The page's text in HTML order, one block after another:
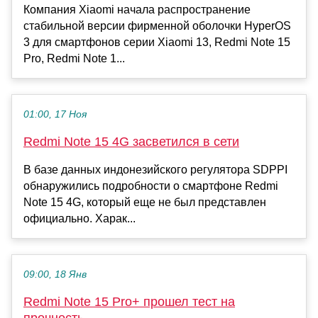
Компания Xiaomi начала распространение
стабильной версии фирменной оболочки HyperOS
3 для смартфонов серии Xiaomi 13, Redmi Note 15
Pro, Redmi Note 1...
01:00, 17 Ноя
Redmi Note 15 4G засветился в сети
В базе данных индонезийского регулятора SDPPI
обнаружились подробности о смартфоне Redmi
Note 15 4G, который еще не был представлен
официально. Харак...
09:00, 18 Янв
Redmi Note 15 Pro+ прошел тест на